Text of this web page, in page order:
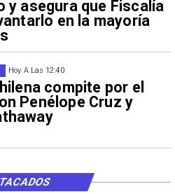
y asegura que Fiscalía
en la mayoría
Hoy A Las 12:40
compite por el
Penélope Cruz y